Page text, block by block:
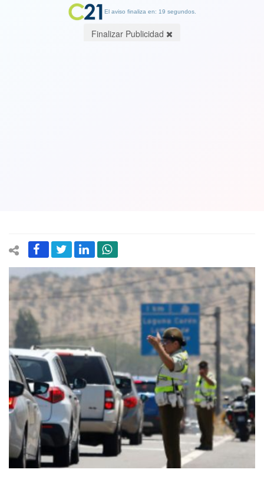
El aviso finaliza en: 19 segundos.
Finalizar Publicidad